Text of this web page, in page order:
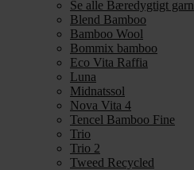
Se alle Bæredygtigt garn
Blend Bamboo
Bamboo Wool
Bommix bamboo
Eco Vita Raffia
Luna
Midnatssol
Nova Vita 4
Tencel Bamboo Fine
Trio
Trio 2
Tweed Recycled